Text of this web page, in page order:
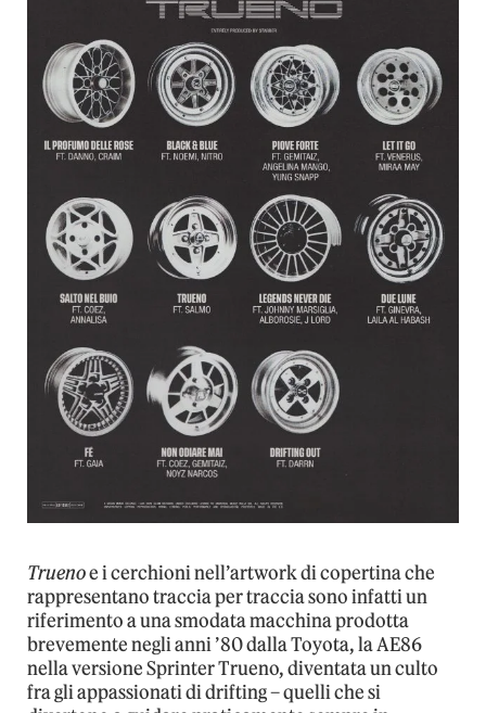
Truenoe i cerchioni nell’artwork di copertina che
rappresentano traccia per traccia sono infatti un
riferimento a una smodata macchina prodotta
brevemente negli anni ’80 dalla Toyota, la AE86
nella versione Sprinter Trueno, diventata un culto
fra gli appassionati di drifting – quelli che si